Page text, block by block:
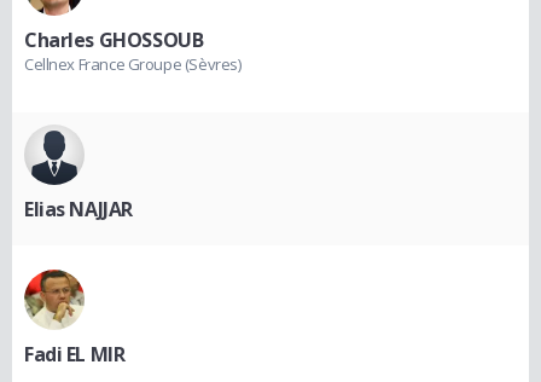
Charles GHOSSOUB
Cellnex France Groupe (Sèvres)
Elias NAJJAR
Fadi EL MIR